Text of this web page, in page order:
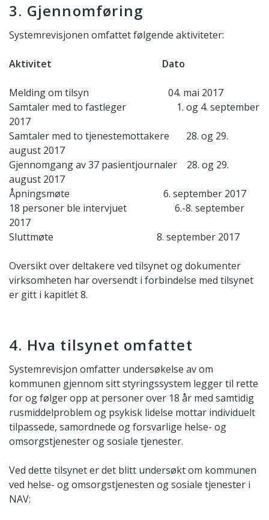
3. Gjennomføring
Systemrevisjonen omfattet følgende aktiviteter:
Aktivitet Dato
Melding om tilsyn 04. mai 2017
Samtaler med to fastleger 1. og 4. september
2017
Samtaler med to tjenestemottakere 28. og 29.
august 2017
Gjennomgang av 37 pasientjournaler 28. og 29.
august 2017
Åpningsmøte 6. september 2017
18 personer ble intervjuet 6.-8. september
2017
Sluttmøte 8. september 2017
Oversikt over deltakere ved tilsynet og dokumenter
virksomheten har oversendt i forbindelse med tilsynet
er gitt i kapitlet 8.
4. Hva tilsynet omfattet
Systemrevisjon omfatter undersøkelse av om
kommunen gjennom sitt styringssystem legger til rette
for og følger opp at personer over 18 år med samtidig
rusmiddelproblem og psykisk lidelse mottar individuelt
tilpassede, samordnede og forsvarlige helse- og
omsorgstjenester og sosiale tjenester.
Ved dette tilsynet er det blitt undersøkt om kommunen
ved helse- og omsorgstjenesten og sosiale tjenester i
NAV: